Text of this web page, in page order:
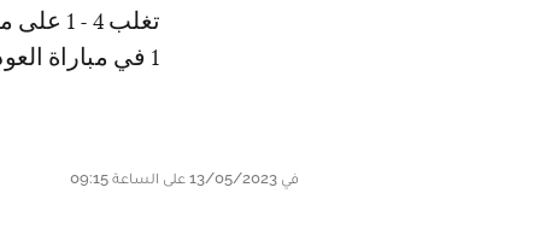
1 في مباراة العودة، ليأتي صعوده عن جدارة واستحقاق.
في 13/05/2023 على الساعة 09:15